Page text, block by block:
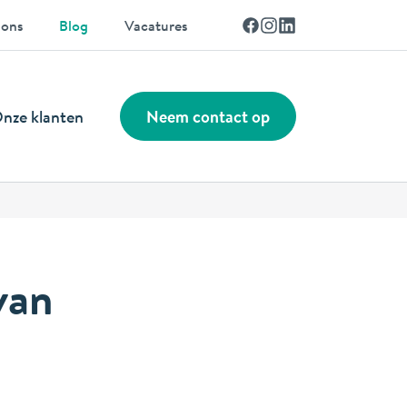
klanten Neem contact op
Blog Vacatures Facebook
Instagram